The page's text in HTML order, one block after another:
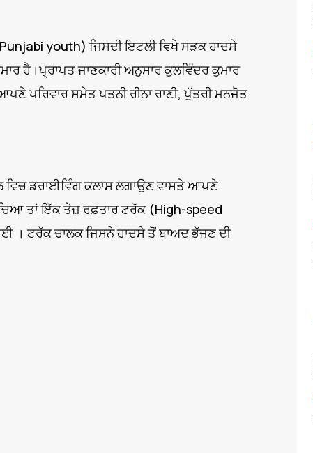
youth) ਜਿਸਦੀ ਇਟਲੀ ਵਿਖੇ ਸੜਕ ਹਾਦਸੇ
ਹੈ।ਪ੍ਰਾਪਤ ਜਾਣਕਾਰੀ ਅਨੁਸਾਰ ਕੁਲਵਿੰਦਰ ਕੁਮਾਰ
ਪਰਿਵਾਰ ਸਮੇਤ ਪਤਨੀ ਰੀਨਾ ਰਾਣੀ, ਪੁੱਤਰੀ ਮਨਜੋਤ
ਵਿਚ ਡਰਾਈਵਿੰਗ ਕਲਾਸ ਲਗਾਉਣ ਵਾਸਤੇ ਆਪਣੇ
ਤਾਂ ਇੱਕ ਤੇਜ਼ ਰਫ਼ਤਾਰ ਟਰੱਕ (High-speed
। ਟਰੱਕ ਚਾਲਕ ਜਿਸਨੇ ਹਾਦਸੇ ਤੋਂ ਬਾਅਦ ਭੱਜਣ ਦੀ